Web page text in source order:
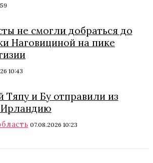
не смогли добраться до
Наговициной на пике
10:43
Тяпу и Бу отправили из
Ирландию
07.08.2026 10:23